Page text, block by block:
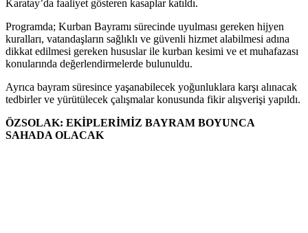
Karatay’da faaliyet gösteren kasaplar katıldı.
Programda; Kurban Bayramı sürecinde uyulması gereken hijyen
kuralları, vatandaşların sağlıklı ve güvenli hizmet alabilmesi adına
dikkat edilmesi gereken hususlar ile kurban kesimi ve et muhafazası
konularında değerlendirmelerde bulunuldu.
Ayrıca bayram süresince yaşanabilecek yoğunluklara karşı alınacak
tedbirler ve yürütülecek çalışmalar konusunda fikir alışverişi yapıldı.
ÖZSOLAK: EKİPLERİMİZ BAYRAM BOYUNCA
SAHADA OLACAK